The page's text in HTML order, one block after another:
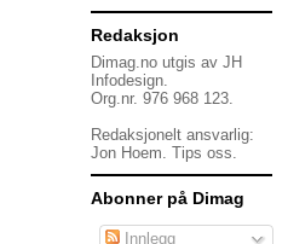
Redaksjon
Dimag.no utgis av JH
Infodesign.
Org.nr. 976 968 123.
Redaksjonelt ansvarlig:
Jon Hoem. Tips oss.
Abonner på Dimag
Innlegg